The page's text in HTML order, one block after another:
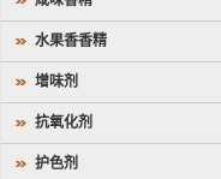
水果香香精
增味剂
抗氧化剂
护色剂